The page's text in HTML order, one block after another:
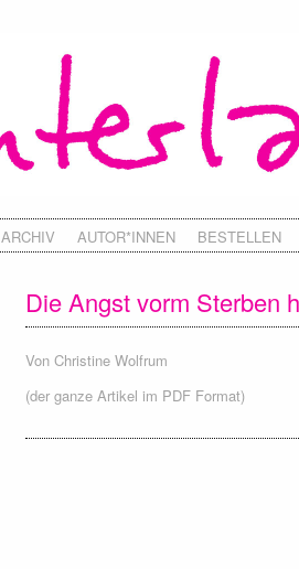
ARCHIV AUTOR*INNEN BESTELLEN
Die Angst vorm Sterben
Von Christine Wolfrum
(der ganze Artikel im PDF Format)